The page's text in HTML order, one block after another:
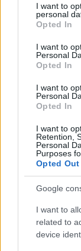
not limited to
grant or deny
use your data
consent section.
I want to
personal
Opted In
I want to
Personal
Opted In
I want to
Personal
Opted In
I want to
Retention,
Personal
Purposes
Opted Out
Google
I want to
related to
device